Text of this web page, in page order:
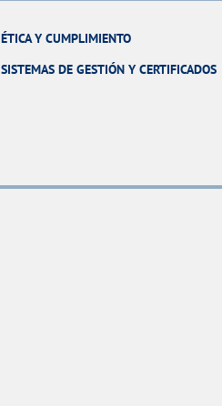
ÉTICA Y CUMPLIMIENTO
SISTEMAS DE GESTIÓN Y CERTIFICADOS